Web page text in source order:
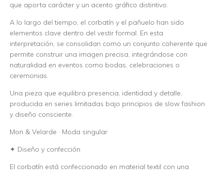
que aporta carácter y un acento gráfico distintivo.
A lo largo del tiempo, el corbatín y el pañuelo han sido
elementos clave dentro del vestir formal. En esta
interpretación, se consolidan como un conjunto coherente que
permite construir una imagen precisa, integrándose con
naturalidad en eventos como bodas, celebraciones o
ceremonias.
Una pieza que equilibra presencia, identidad y detalle,
producida en series limitadas bajo principios de slow fashion
y diseño consciente.
Mon & Velarde · Moda singular
✦ Diseño y confección
El corbatín está confeccionado en material textil con una